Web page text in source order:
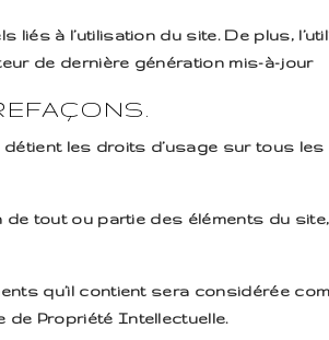
à l’utilisation du site. De plus,
de dernière génération mis-à-jour
les droits d’usage sur tous
tout ou partie des éléments du
qu’il contient sera considérée
de Propriété Intellectuelle.